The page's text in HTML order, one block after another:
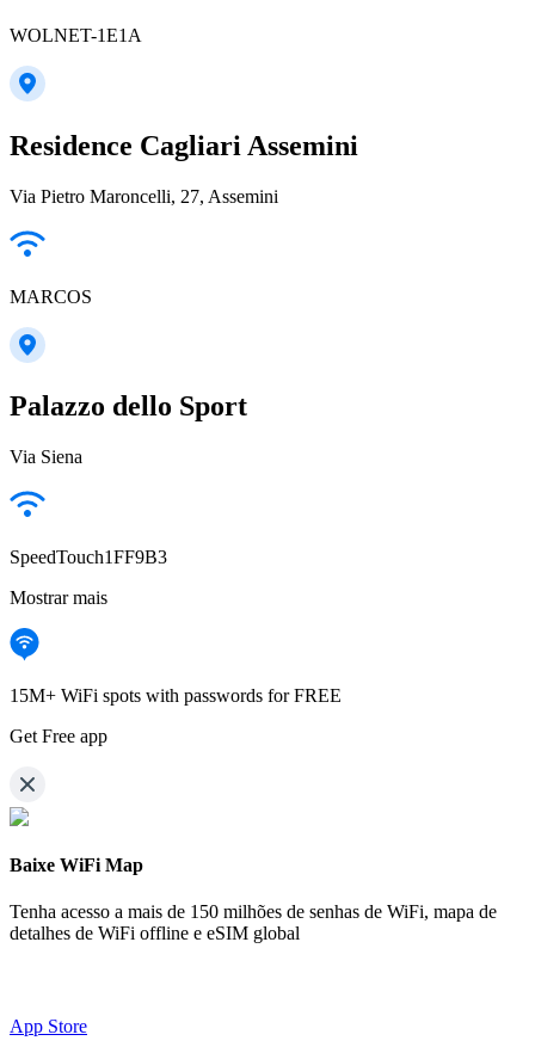
WOLNET-1E1A
Residence Cagliari Assemini
Via Pietro Maroncelli, 27, Assemini
MARCOS
Palazzo dello Sport
Via Siena
SpeedTouch1FF9B3
Mostrar mais
15M+ WiFi spots with passwords for FREE
Get Free app
Baixe WiFi Map
Tenha acesso a mais de 150 milhões de senhas de WiFi, mapa de
detalhes de WiFi offline e eSIM global
App Store